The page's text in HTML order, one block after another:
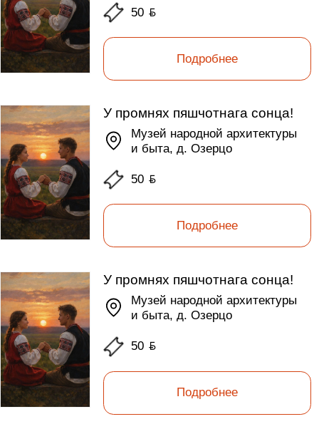
50ƃ
Подробнее
У промнях пяшчотнага сонца!
Музей народной архитектуры
и быта, д. Озерцо
50ƃ
Подробнее
У промнях пяшчотнага сонца!
Музей народной архитектуры
и быта, д. Озерцо
50ƃ
Подробнее